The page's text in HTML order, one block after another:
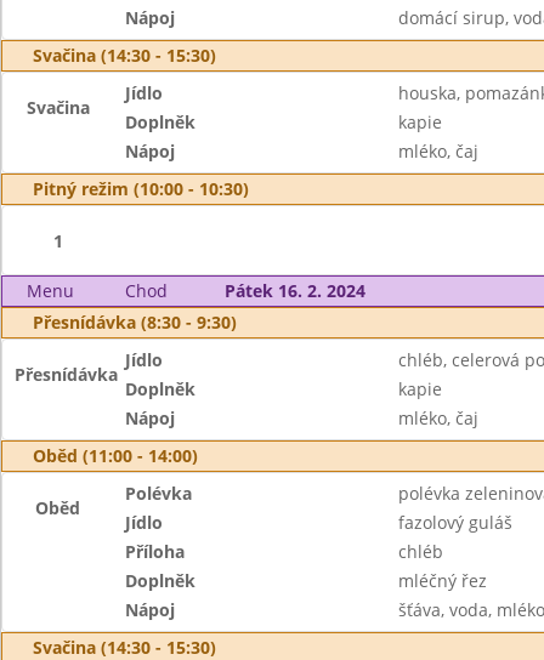
Nápoj
domácí sirup,
Svačina (14:30 - 15:30)
Svačina
Jídlo
houska,
Doplněk
kapie
Nápoj
mléko, čaj
Pitný režim (10:00 - 10:30)
1
Menu Chod
Pátek 16. 2. 2024
Přesnídávka (8:30 - 9:30)
Přesnídávka
Jídlo
chléb, celerová
Doplněk
kapie
Nápoj
mléko, čaj
Oběd (11:00 - 14:00)
Oběd
Polévka
polévka
Jídlo
fazolový guláš
Příloha
chléb
Doplněk
mléčný řez
Nápoj
šťáva, voda, mléko
Svačina (14:30 - 15:30)